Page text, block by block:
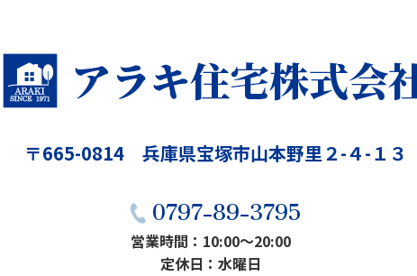
〒665-0814 兵庫県宝塚市山本野里２-４-１３
0797-89-3795
営業時間：10:00〜20:00
定休日：水曜日